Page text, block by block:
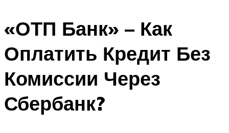
«ОТП Банк» – Как
Оплатить Кредит Без
Комиссии Через
Сбербанк?